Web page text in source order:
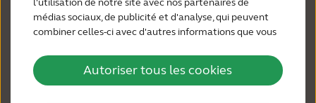
l'utilisation de notre site avec nos partenaires de
médias sociaux, de publicité et d'analyse, qui peuvent
combiner celles-ci avec d'autres informations que vous
utilisation de leurs services.
Autoriser tous les cookies
Pourquoi choisir ReSound
BLOG
volume le plus élevé. Les conversations dans les
restaurants, les endroits bruyants ou au téléphone
sociales ou les appels téléphoniques. Vous restez
silencieux parce que vous vous sentez gêné de